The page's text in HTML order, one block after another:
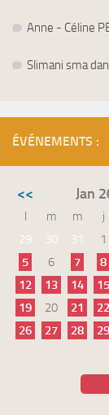
Anne - Céline
Slimani sma
ÉVÉNEMENTS :
<< Jan
l m m j
29
30 31 1
5
6 7 8
12
13 14 15
19
20 21 22
26
27 28 29